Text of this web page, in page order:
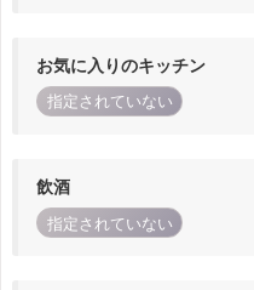
お気に入りのキッチン
指定されていない
飲酒
指定されていない